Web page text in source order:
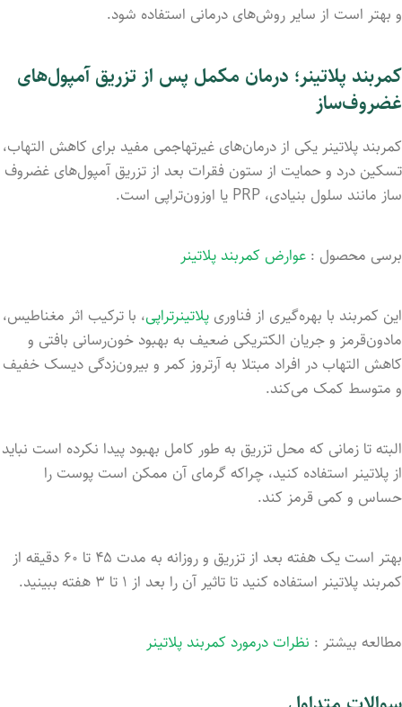
و بهتر است از سایر روش‌های درمانی استفاده شود.
کمربند پلاتینر؛ درمان مکمل پس از تزریق آمپول‌های
غضروف‌ساز
کمربند پلاتینر یکی از درمان‌های غیرتهاجمی مفید برای کاهش التهاب،
تسکین درد و حمایت از ستون فقرات بعد از تزریق آمپول‌های غضروف
ساز مانند سلول بنیادی، PRP یا اوزون‌تراپی است.
برسی محصول : عوارض کمربند پلاتینر
این کمربند با بهره‌گیری از فناوری پلاتینر‌تراپی، با ترکیب اثر مغناطیس،
مادون‌قرمز و جریان الکتریکی ضعیف به بهبود خون‌رسانی بافتی و
کاهش التهاب در افراد مبتلا به آرتروز کمر و بیرون‌زدگی دیسک خفیف
و متوسط کمک می‌کند.
البته تا زمانی که محل تزریق به طور کامل بهبود پیدا نکرده است نباید
از پلاتینر استفاده کنید، چراکه گرمای آن ممکن است پوست را
حساس و کمی قرمز کند.
بهتر است یک هفته بعد از تزریق و روزانه به مدت ۴۵ تا ۶۰ دقیقه از
کمربند پلاتینر استفاده کنید تا تاثیر آن را بعد از ۱ تا ۳ هفته ببینید.
مطالعه بیشتر : نظرات درمورد کمربند پلاتینر